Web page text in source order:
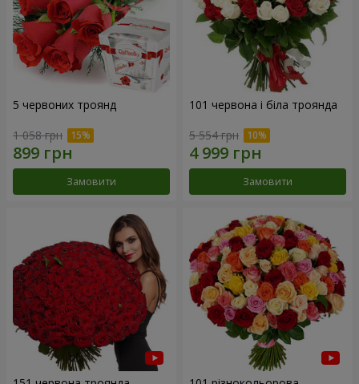
5 червоних троянд
1 058 грн
Замовити
101 червона і біла троянда
5 554 грн
Замовити